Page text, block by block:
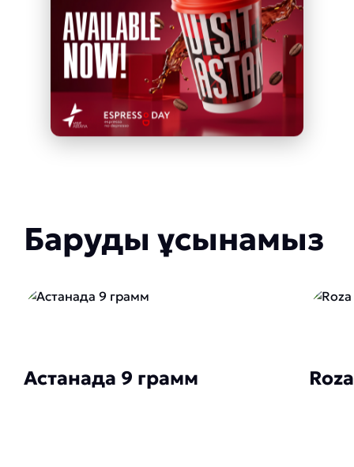
Баруды ұсынамыз
Астанада 9 грамм